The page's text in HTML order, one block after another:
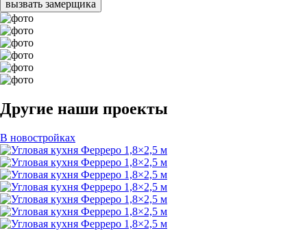
вызвать замерщика
Другие наши проекты
В новостройках